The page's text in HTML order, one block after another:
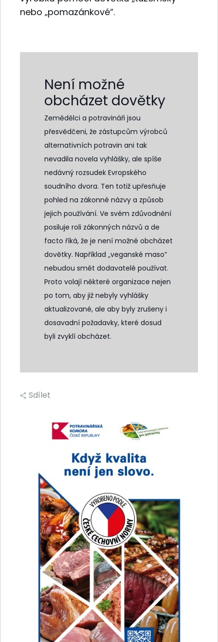
nebo „pomazánkové“.
Není možné
obcházet dovětky
Zemědělci a potravináři jsou
přesvědčeni, že zástupcům výrobců
alternativních potravin ani tak
nevadila novela vyhlášky, ale spíše
nedávný rozsudek Evropského
soudního dvora. Ten totiž upřesňuje
pohled na zákonné názvy a způsob
jejich používání. Ve svém zdůvodnění
posiluje roli zákonných názvů a de
facto říká, že je není možné obcházet
dovětky. Například „veganské maso“
nebudou smět dodavatelé používat.
Proto volají některé organizace nejen
po tom, aby již nebyly vyhlášky
aktualizované, ale aby byly zrušeny i
dosavadní požadavky, které dosud
byli zvyklí obcházet.
Sdílet